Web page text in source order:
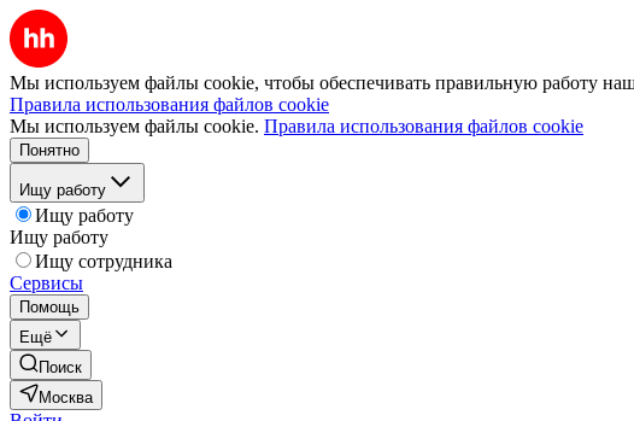
Мы используем файлы cookie, чтобы обеспечивать правильную работу
Правила использования файлов cookie
Мы используем файлы cookie. Правила использования файлов cookie
Понятно
Ищу работу
Ищу работу
Ищу работу
Ищу сотрудника
Сервисы
Помощь
Ещё
Поиск
Москва